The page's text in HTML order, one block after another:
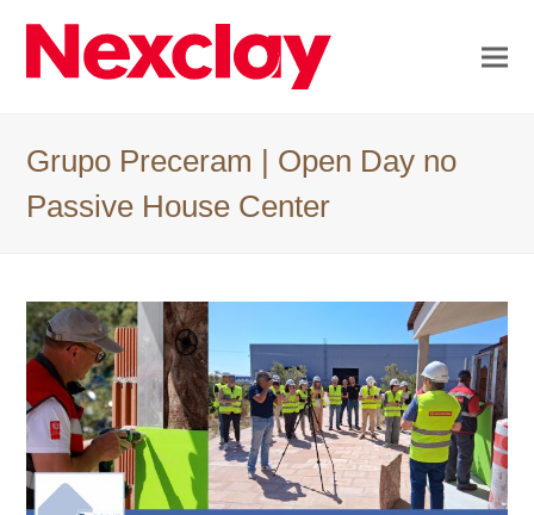
Grupo Preceram | Open Day no
Passive House Center